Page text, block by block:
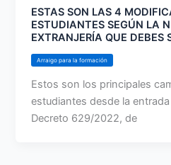
ESTAS SON LAS 4
ESTUDIANTES SEGÚN LA
EXTRANJERÍA QUE DEBES
Arraigo para la formación
Estos son los principales
estudiantes desde la
Decreto 629/2022, de